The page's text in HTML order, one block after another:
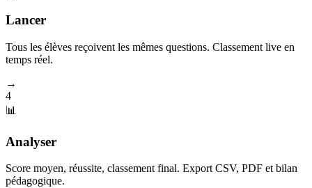
Lancer
Tous les élèves reçoivent les mêmes questions. Classement live en
temps réel.
→
4
📊
Analyser
Score moyen, réussite, classement final. Export CSV, PDF et bilan
pédagogique.